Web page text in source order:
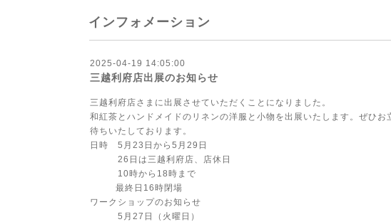
インフォメーション
2025-04-19 14:05:00
三越利府店出展のお知らせ
三越利府店さまに出展させていただくことになりました。
和紅茶とハンドメイドのリネンの洋服と小物を出展いたします。ぜひ
待ちいたしております。
日時 5月23日から5月29日
26日は三越利府店、店休日
10時から18時まで
最終日16時閉場
ワークショップのお知らせ
5月27日（火曜日）